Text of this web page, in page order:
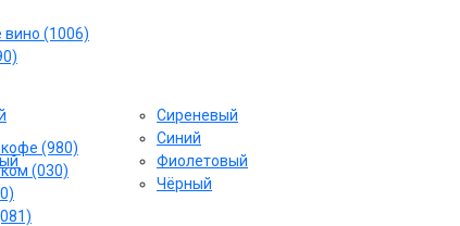
Сиреневый
Cиний
Фиолетовый
Чёрный
вино (1006)
(980)
(030)